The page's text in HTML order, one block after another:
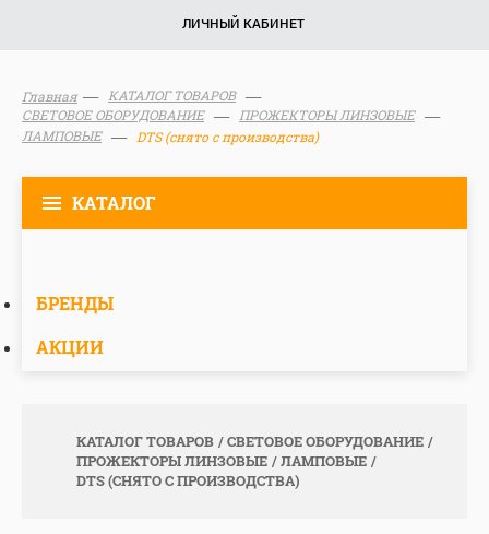
ЛИЧНЫЙ КАБИНЕТ
Главная
КАТАЛОГ ТОВАРОВ
СВЕТОВОЕ ОБОРУДОВАНИЕ
ПРОЖЕКТОРЫ ЛИНЗОВЫЕ
ЛАМПОВЫЕ
DTS (снято с производства)
КАТАЛОГ
БРЕНДЫ
АКЦИИ
КАТАЛОГ ТОВАРОВ
СВЕТОВОЕ ОБОРУДОВАНИЕ
ПРОЖЕКТОРЫ ЛИНЗОВЫЕ
ЛАМПОВЫЕ
DTS (СНЯТО С ПРОИЗВОДСТВА)